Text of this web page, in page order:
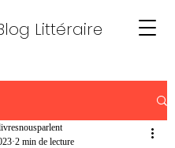
Littéraire
2 min de lecture